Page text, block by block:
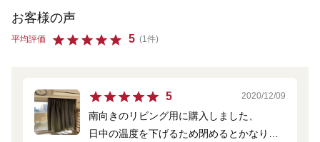
お客様の声
平均評価 5 (1件)
5 2020/12/09
南向きのリビング用に購入しました、
日中の温度を下げるため閉めるとかなりの